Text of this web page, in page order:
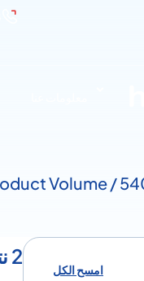
امسح الكل
2 نتائج لـ مقدار - 540ML